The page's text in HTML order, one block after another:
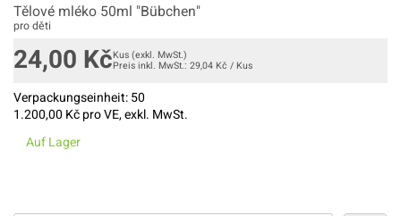
Tělové mléko 50ml "Bübchen"
pro děti
24,00 KčKus (exkl. MwSt.)
Preis inkl. MwSt.: 29,04 Kč / Kus
Verpackungseinheit:50
1.200,00 Kč pro VE, exkl. MwSt.
Auf Lager